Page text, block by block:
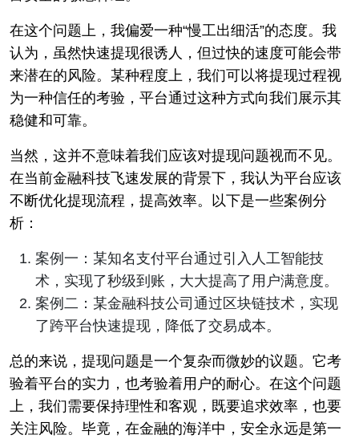
在这个问题上，我偏爱一种“慢工出细活”的态度。我
认为，虽然快速提现很诱人，但过快的速度可能会带
来潜在的风险。某种程度上，我们可以将提现过程视
为一种信任的考验，平台通过这种方式向我们展示其
稳健和可靠。
当然，这并不意味着我们应该对提现问题视而不见。
在当前金融科技飞速发展的背景下，我认为平台应该
不断优化提现流程，提高效率。以下是一些案例分
析：
案例一：某知名支付平台通过引入人工智能技
术，实现了秒级到账，大大提高了用户满意度。
案例二：某金融科技公司通过区块链技术，实现
了跨平台快速提现，降低了交易成本。
总的来说，提现问题是一个复杂而微妙的议题。它考
验着平台的实力，也考验着用户的耐心。在这个问题
上，我们需要保持理性和客观，既要追求效率，也要
关注风险。毕竟，在金融的海洋中，安全永远是第一